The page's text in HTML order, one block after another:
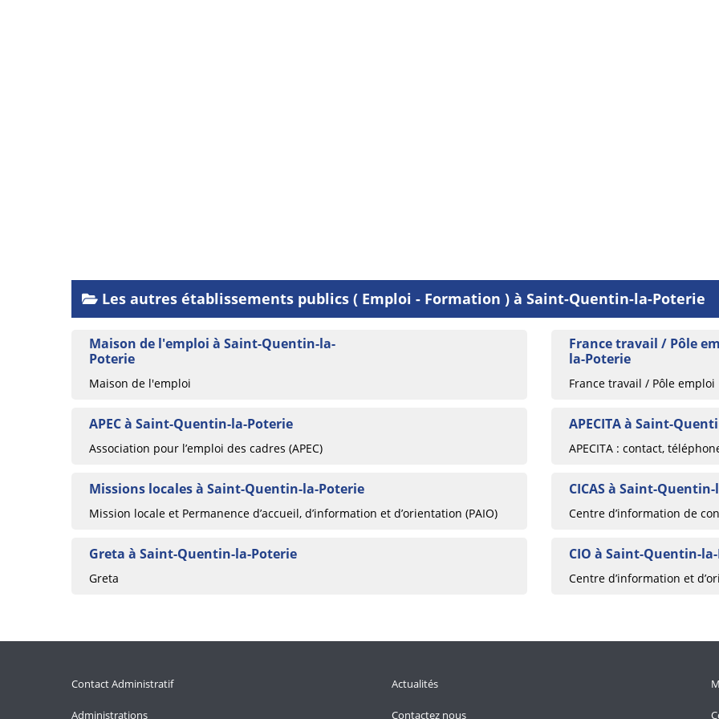
Les autres établissements publics ( Emploi - Formation ) à Saint-Quentin-la-Poterie
Maison de l'emploi à Saint-Quentin-la-
Poterie
Maison de l'emploi
France travail / Pôle
la-Poterie
France travail / Pôle emploi
APEC à Saint-Quentin-la-Poterie
Association pour l’emploi des cadres (APEC)
APECITA à Saint-
APECITA : contact,
Missions locales à Saint-Quentin-la-Poterie
Mission locale et Permanence d’accueil, d’information et d’orientation (PAIO)
CICAS à Saint-
Centre d’information de
Greta à Saint-Quentin-la-Poterie
Greta
CIO à Saint-Quentin-
Centre d’information et
Contact Administratif
Administrations
Actualités
Contactez nous